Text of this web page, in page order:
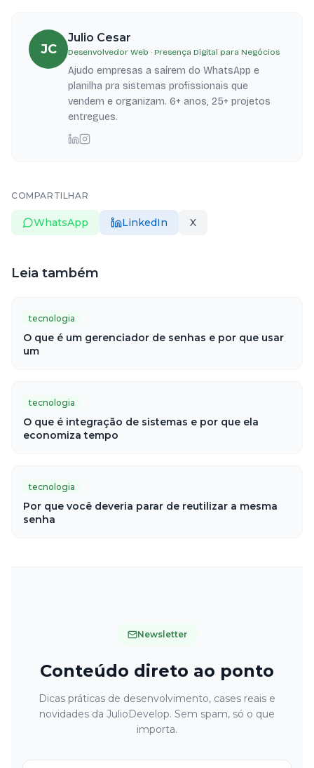
JC
Julio Cesar
Desenvolvedor Web · Presença Digital para Negócios
Ajudo empresas a saírem do WhatsApp e
planilha pra sistemas profissionais que
vendem e organizam. 6+ anos, 25+ projetos
entregues.
COMPARTILHAR
WhatsApp LinkedIn X
Leia também
tecnologia
O que é um gerenciador de senhas e por que usar
um
tecnologia
O que é integração de sistemas e por que ela
economiza tempo
tecnologia
Por que você deveria parar de reutilizar a mesma
senha
Newsletter
Conteúdo direto ao ponto
Dicas práticas de desenvolvimento, cases reais e
novidades da JulioDevelop. Sem spam, só o que
importa.